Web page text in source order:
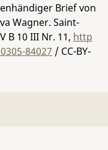
Brief von
Wagner. Saint-
B 10 III Nr. 11, http
84027 / CC-BY-